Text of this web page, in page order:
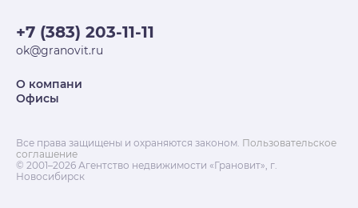
+7 (383) 203-11-11
ok@granovit.ru
О компани
Офисы
Все права защищены и охраняются законом. Пользовательское
соглашение
© 2001–2026 Агентство недвижимости «Грановит», г.
Новосибирск